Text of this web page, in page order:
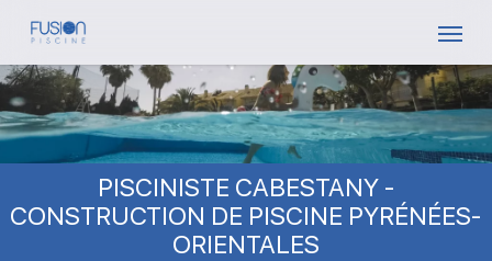
Skip
main
content
PISCINISTE CABESTANY -
CONSTRUCTION DE PISCINE PYRÉNÉES-
ORIENTALES